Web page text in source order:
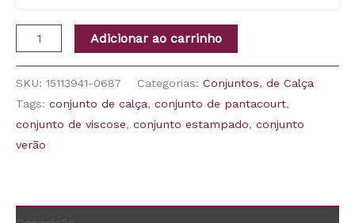
Adicionar ao carrinho
SKU: 15113941-0687 Categorias: Conjuntos, de Calça
Tags: conjunto de calça, conjunto de pantacourt,
conjunto de viscose, conjunto estampado, conjunto
verão